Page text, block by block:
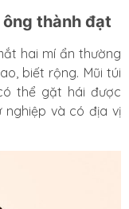
thành đạt
hai mí ẩn thường
biết rộng. Mũi túi
thể gặt hái được
nghiệp và có địa vị